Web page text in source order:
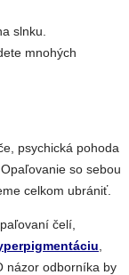
slnku.
mnohých
psychická pohoda
. Opaľovanie so sebou
celkom ubrániť.
čelí,
názor odborníka by